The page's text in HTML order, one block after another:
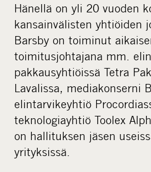
Hänellä on yli 20 vuoden
kansainvälisten yhtiöiden
Barsby on toiminut
toimitusjohtajana mm.
pakkausyhtiöissä Tetra
Lavalissa, mediakonserni
elintarvikeyhtiö
teknologiayhtiö Toolex
on hallituksen jäsen
yrityksissä.